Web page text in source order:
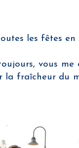
les fêtes en
vous
fraîcheur du